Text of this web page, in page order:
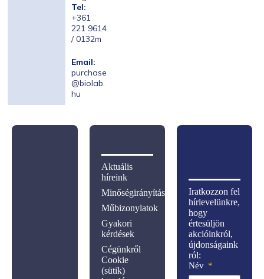
Tel:
+361
221 9614
/ 0132m
Email:
purchase
@biolab.
hu
Iratkozzon fel
hírlevelünkre,
hogy
értesüljön
akcióinkról,
újdonságaink
ról:
Név
Aktuális
híreink
Minőségirányítás
Műbizonylatok
Gyakori
kérdések
Cégünkről
Cookie
(sütik)